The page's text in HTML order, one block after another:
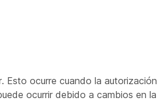
Esto ocurre cuando la autorización
ocurrir debido a cambios en la